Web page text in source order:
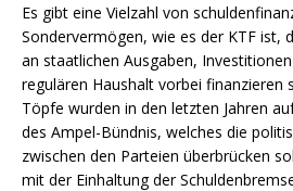
Es gibt eine Vielzahl von
Sondervermögen, wie es der KTF ist,
an staatlichen Ausgaben,
regulären Haushalt vorbei finanzieren
Töpfe wurden in den letzten Jahren
des Ampel-Bündnis, welches die
zwischen den Parteien überbrücken
mit der Einhaltung der